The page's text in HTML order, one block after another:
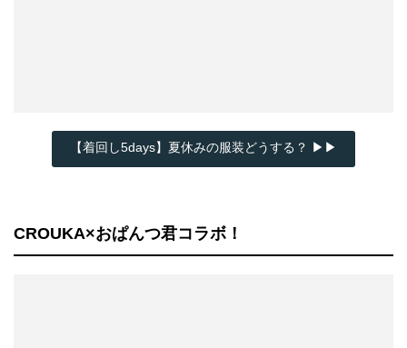
【着回し5days】夏休みの服装どうする？ ▶▶
CROUKA×おぱんつ君コラボ！